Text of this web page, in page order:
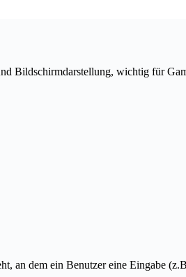
Bildschirmdarstellung, wichtig für
an dem ein Benutzer eine Eingabe